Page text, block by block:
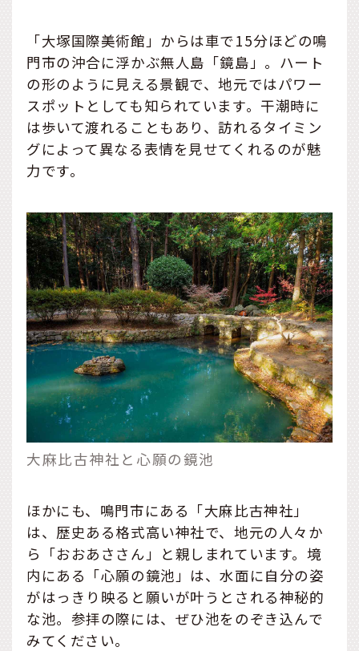
「大塚国際美術館」からは車で15分ほどの鳴
門市の沖合に浮かぶ無人島「鏡島」。ハート
の形のように見える景観で、地元ではパワー
スポットとしても知られています。干潮時に
は歩いて渡れることもあり、訪れるタイミン
グによって異なる表情を見せてくれるのが魅
力です。
大麻比古神社と心願の鏡池
ほかにも、鳴門市にある「大麻比古神社」
は、歴史ある格式高い神社で、地元の人々か
ら「おおあささん」と親しまれています。境
内にある「心願の鏡池」は、水面に自分の姿
がはっきり映ると願いが叶うとされる神秘的
な池。参拝の際には、ぜひ池をのぞき込んで
みてください。